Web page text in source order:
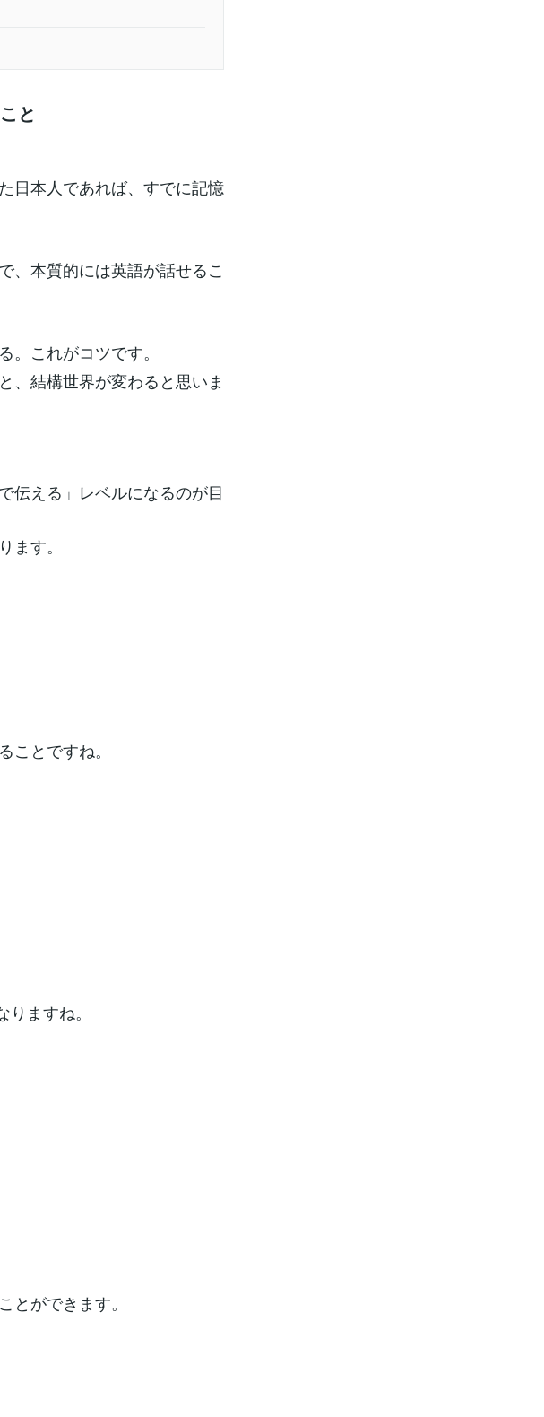
と
日本人であれば、すでに記憶
、本質的には英語が話せるこ
。これがコツです。
、結構世界が変わると思いま
伝える」レベルになるのが目
ます。
とですね。
ますね。
とができます。